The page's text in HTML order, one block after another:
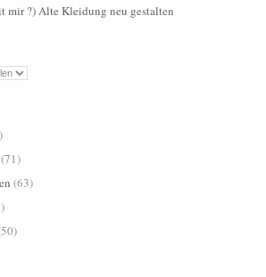
mir ?) Alte Kleidung neu gestalten
(71)
(63)